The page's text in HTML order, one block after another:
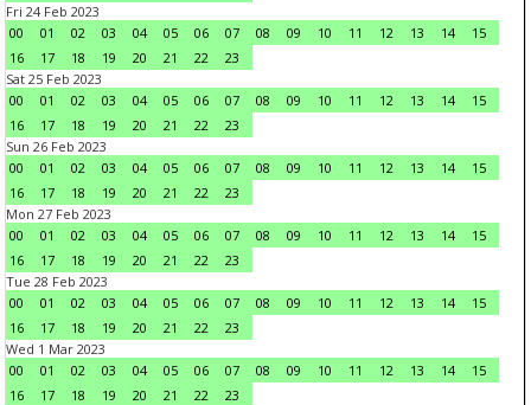
Fri 24 Feb 2023
00
01 02 03 04 05 06 07 08 09 10 11 12 13 14
15
16
17 18 19 20 21 22
23
Sat 25 Feb 2023
00
01 02 03 04 05 06 07 08 09 10 11 12 13 14
15
16
17 18 19 20 21 22
23
Sun 26 Feb 2023
00
01 02 03 04 05 06 07 08 09 10 11 12 13 14
15
16
17 18 19 20 21 22
23
Mon 27 Feb 2023
00
01 02 03 04 05 06 07 08 09 10 11 12 13 14
15
16
17 18 19 20 21 22
23
Tue 28 Feb 2023
00
01 02 03 04 05 06 07 08 09 10 11 12 13 14
15
16
17 18 19 20 21 22
23
Wed 1 Mar 2023
00
01 02 03 04 05 06 07 08 09 10 11 12 13 14
15
16
17 18 19 20 21 22
23